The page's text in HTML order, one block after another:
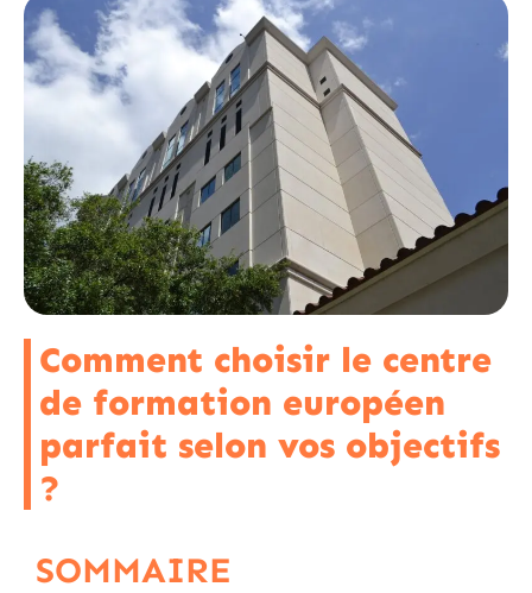
Comment choisir le centre
de formation européen
parfait selon vos objectifs
?
SOMMAIRE